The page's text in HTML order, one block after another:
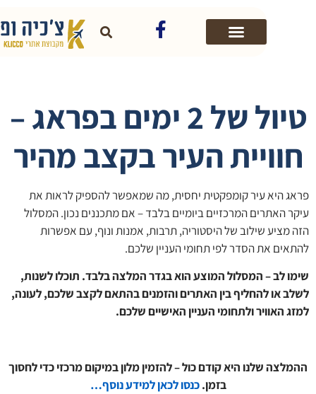
טיול של 2 ימים בפראג –
העיר בקצב מהיר
היא עיר קומפקטית יחסית, מה שמאפשר להספיק לראות את
האתרים המרכזיים ביומיים בלבד – אם מתכננים נכון. המסלול
מציע שילוב של היסטוריה, תרבות, אמנות ונוף, עם אפשרות
את הסדר לפי תחומי העניין שלכם.
לב – המסלול המוצע הוא בגדר המלצה בלבד. תוכלו לשנות,
או להחליף בין האתרים והזמנים בהתאם לקצב שלכם, לעונה,
האוויר ולתחומי העניין האישיים שלכם.
שלנו היא קודם כול – להזמין מלון במיקום מרכזי כדי לחסוך
בזמן.כנסו לכאן למידע נוסף…